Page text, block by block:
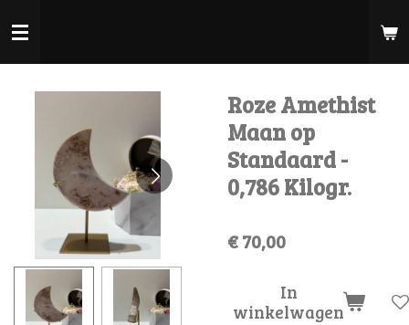
direct
Roze Amethist
Maan op
Standaard -
0,786 Kilogr.
€ 70,00
In
winkelwagen